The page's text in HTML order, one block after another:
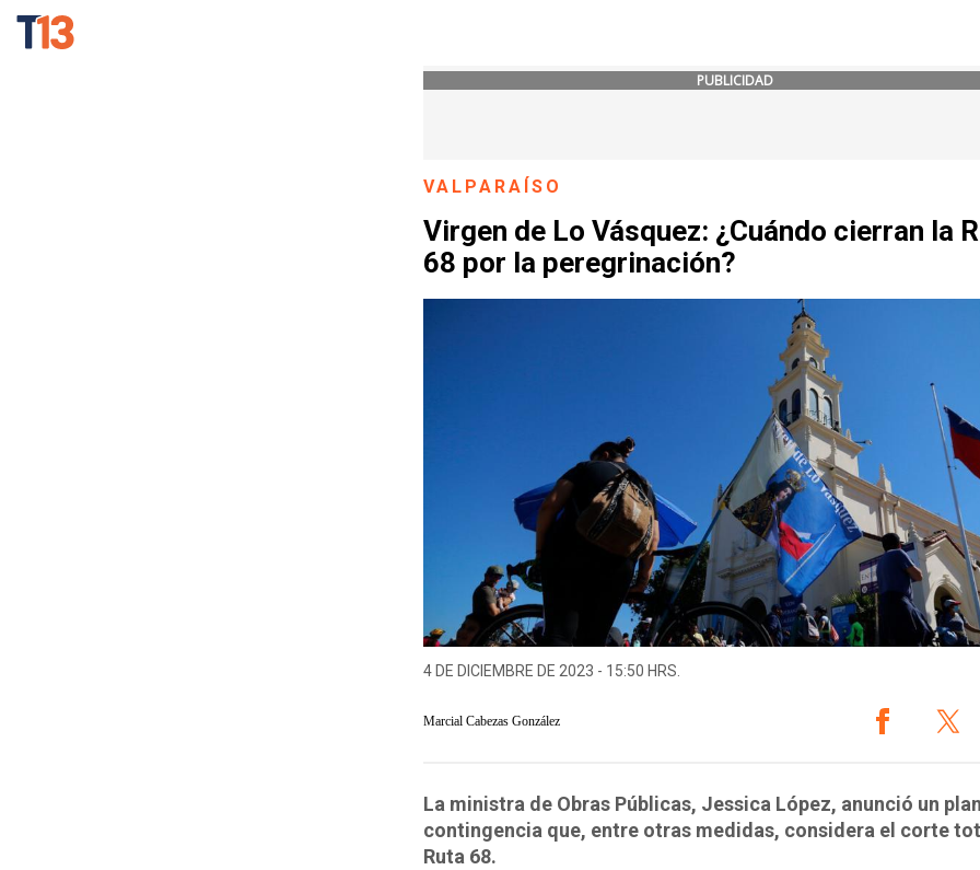
PUBLICIDAD
VALPARAÍSO
Virgen de Lo Vásquez: ¿Cuándo cierran la
68 por la peregrinación?
4 DE DICIEMBRE DE 2023 - 15:50 HRS.
Marcial Cabezas González
La ministra de Obras Públicas, Jessica López, anunció un
contingencia que, entre otras medidas, considera el corte
Ruta 68.